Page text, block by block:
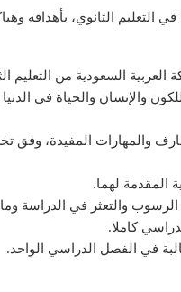
التعليم الثانوي، بأهدافه
السعودية من التعليم
والإنسان والحياة في الدنيا
والمهارات المفيدة،
المقدمة لهما.
والتعثر في الدراسة
كاملا.
في الفصل الدراسي الواحد.